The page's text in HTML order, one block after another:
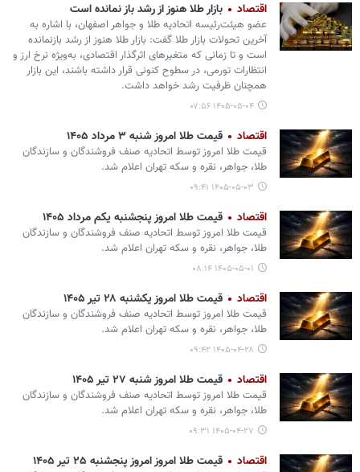
اقتصاد بازار طلا هنوز از رشد باز نمانده است
عضو هیئت‌رئیسه اتحادیه طلا و جواهر اصفهان، با اشاره به
آخرین تحولات بازار طلا گفت: بازار طلا هنوز از رشد بازنمانده
است و تا زمانی که متغیرهای اثرگذار اقتصادی، به‌ویژه نرخ ارز و
انتظارات تورمی، در سطوح کنونی قرار داشته باشند، این بازار
همچنان ظرفیت رشد خواهد داشت.
۱۴۰۵-۰۵-۰۴ ۰۷:۵۶
اقتصاد قیمت طلا امروز شنبه ۳ مرداد ۱۴۰۵
قیمت طلا امروز توسط اتحادیه صنف فروشندگان و سازندگان
طلا، جواهر، نقره و سکه تهران اعلام شد.
۱۴۰۵-۰۵-۰۳ ۰۹:۴۱
اقتصاد قیمت طلا امروز پنجشنبه یکم مرداد ۱۴۰۵
قیمت طلا امروز توسط اتحادیه صنف فروشندگان و سازندگان
طلا، جواهر، نقره و سکه تهران اعلام شد.
۱۴۰۵-۰۵-۰۱ ۰۸:۱۴
اقتصاد قیمت طلا امروز یکشنبه ۲۸ تیر ۱۴۰۵
قیمت طلا امروز توسط اتحادیه صنف فروشندگان و سازندگان
طلا، جواهر، نقره و سکه تهران اعلام شد.
۱۴۰۵-۰۴-۲۸ ۰۹:۴۲
اقتصاد قیمت طلا امروز شنبه ۲۷ تیر ۱۴۰۵
قیمت طلا امروز توسط اتحادیه صنف فروشندگان و سازندگان
طلا، جواهر، نقره و سکه تهران اعلام شد.
۱۴۰۵-۰۴-۲۷ ۰۹:۳۱
اقتصاد قیمت طلا امروز امروز پنجشنبه ۲۵ تیر ۱۴۰۵